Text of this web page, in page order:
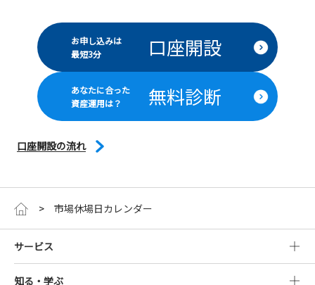
お申し込みは
最短3分
口座開設
あなたに合った
資産運用は？
無料診断
口座開設の流れ
市場休場日カレンダー
サービス
知る・学ぶ